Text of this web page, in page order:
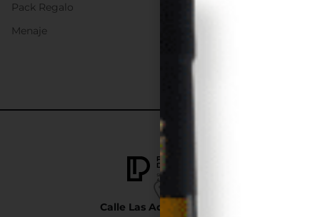
Calle Las Adelfas Nº6-B
Pack Regalo
Menaje